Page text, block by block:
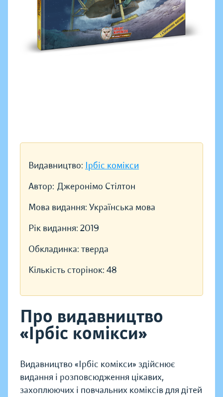
Видавництво: Ірбіс комікси
Автор: Джеронімо Стілтон
Мова видання: Українська мова
Рік видання: 2019
Обкладинка: тверда
Кількість сторінок: 48
Про видавництво
«Ірбіс комікси»
Видавництво «Ірбіс комікси» здійснює
видання і розповсюдження цікавих,
захоплюючих і повчальних коміксів для дітей